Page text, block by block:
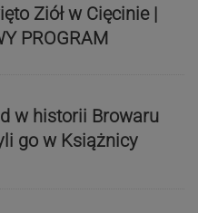
Ziół w Cięcinie |
PROGRAM
w historii Browaru
go w Książnicy